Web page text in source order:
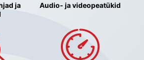
ja
Audio- ja videopeatükid